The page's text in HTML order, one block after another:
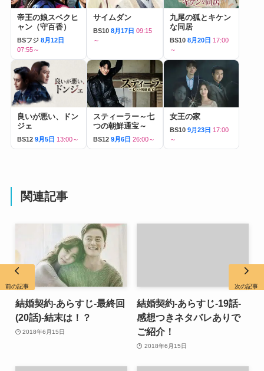
帝王の娘スベクヒ
ャン（守百香）
BSフジ 8月12日
07:55～
サイムダン
BS10 8月17日 09:15
～
九尾の狐とキケン
な同居
BS10 8月20日 17:00
～
良いが悪い、ドン
ジェ
BS12 9月5日 13:00～
スティーラー～七
つの朝鮮通宝～
BS12 9月6日 26:00～
女王の家
BS10 9月23日 17:00
～
関連記事
結婚契約-あらすじ-最終回
(20話)-結末は！？
2018年6月15日
結婚契約-あらすじ-19話-
感想つきネタバレありで
ご紹介！
2018年6月15日
前の記事 次の記事